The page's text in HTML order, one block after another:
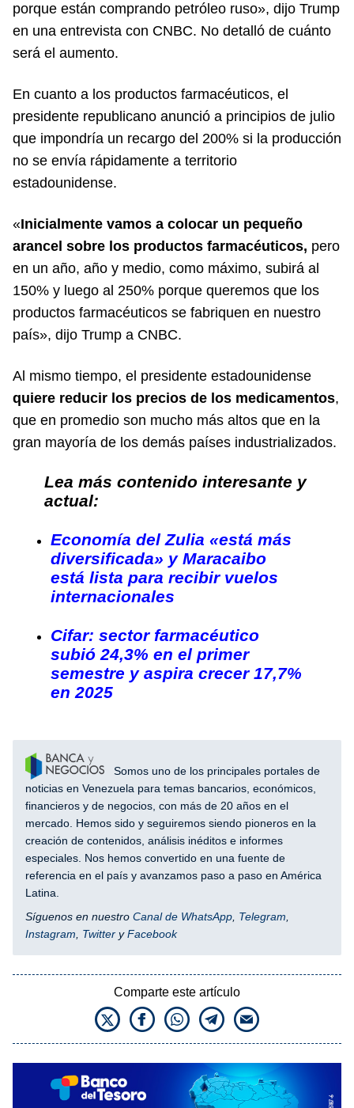
porque están comprando petróleo ruso», dijo Trump
en una entrevista con CNBC. No detalló de cuánto
será el aumento.
En cuanto a los productos farmacéuticos, el
presidente republicano anunció a principios de julio
que impondría un recargo del 200% si la producción
no se envía rápidamente a territorio
estadounidense.
«Inicialmente vamos a colocar un pequeño
arancel sobre los productos farmacéuticos, pero
en un año, año y medio, como máximo, subirá al
150% y luego al 250% porque queremos que los
productos farmacéuticos se fabriquen en nuestro
país», dijo Trump a CNBC.
Al mismo tiempo, el presidente estadounidense
quiere reducir los precios de los medicamentos,
que en promedio son mucho más altos que en la
gran mayoría de los demás países industrializados.
Lea más contenido interesante y
actual:
Economía del Zulia «está más
diversificada» y Maracaibo
está lista para recibir vuelos
internacionales
Cifar: sector farmacéutico
subió 24,3% en el primer
semestre y aspira crecer 17,7%
en 2025
Somos uno de los principales portales de
noticias en Venezuela para temas bancarios, económicos,
financieros y de negocios, con más de 20 años en el
mercado. Hemos sido y seguiremos siendo pioneros en la
creación de contenidos, análisis inéditos e informes
especiales. Nos hemos convertido en una fuente de
referencia en el país y avanzamos paso a paso en América
Latina.
Síguenos en nuestro Canal de WhatsApp Telegram
Instagram
Twitter yFacebook
Comparte este artículo